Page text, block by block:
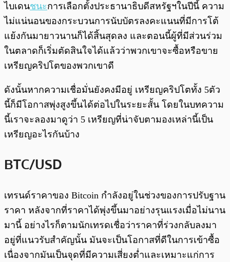
ไบเดนชนะการเลือกตั้งประธานาธิบดีสหรัฐฯในปีนี้ ความ
ไม่แน่นอนของกระบวนการนับบัตรลงคะแนนที่มีการโต้
แย้งกันมายาวนานก็ได้สิ้นสุดลง และตอนนี้ผู้ที่มีส่วนร่วม
ในตลาดก็เริ่มตัดสินใจได้แล้วว่าพวกเขาจะซื้อหรือขาย
เหรียญคริปโตของพวกเขาดี
ดังนั้นหากความเชื่อมั่นยังคงมีอยู่ เหรียญคริปโตทั้ง 5ตัว
นี้ก็มีโอกาสพุ่งสูงขึ้นได้ต่อไปในระยะสั้น โดยในบทความ
นี้เราจะลองมาดูว่า 5 เหรียญที่น่าจับตามองเหล่านี้เป็น
เหรียญอะไรกันบ้าง
BTC/USD
เทรนด์ราคาของ Bitcoin กำลังอยู่ในช่วงของการปรับฐาน
ราคา หลังจากที่ราคาได้พุ่งขึ้นมาอย่างรุนแรงเมื่อไม่นาน
มานี้ อย่างไรก็ตามนักเทรดเชื่อว่าราคาที่ร่วงกลับลงมา
อยู่ที่แนวรับสำคัญนั้น มันจะเป็นโอกาสที่ดีในการเข้าซื้อ
เนื่องจากมันเป็นจุดที่มีความเสี่ยงต่ำและเหมาะแก่การ